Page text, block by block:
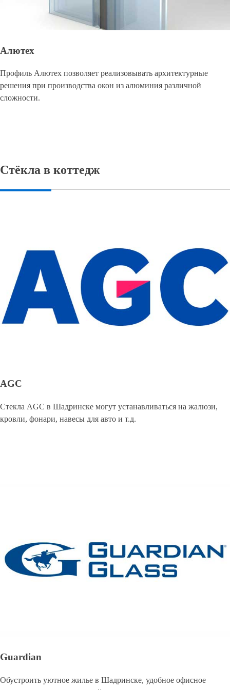
Алютех
Профиль Алютех позволяет реализовывать архитектурные
решения при производства окон из алюминия различной
сложности.
Стёкла в коттедж
AGC
Стекла AGC в Шадринске могут устанавливаться на жалюзи,
кровли, фонари, навесы для авто и т.д.
Guardian
Обустроить уютное жилье в Шадринске, удобное офисное